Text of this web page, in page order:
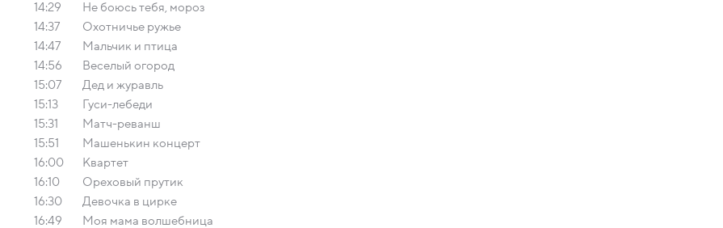
14:29
Не боюсь тебя, мороз
14:37
Охотничье ружье
14:47
Мальчик и птица
14:56
Веселый огород
15:07
Дед и журавль
15:13
Гуси-лебеди
15:31
Матч-реванш
15:51
Мaшенькин кoнцерт
16:00
Квартет
16:10
Ореховый прутик
16:30
Девочка в цирке
16:49
Моя мама волшебница